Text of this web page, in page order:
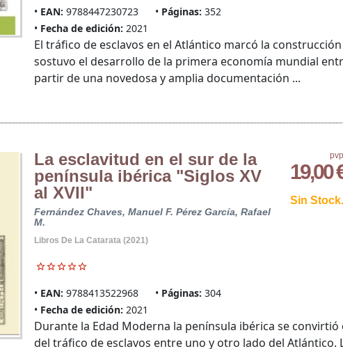
EAN: 9788447230723 Páginas: 352
Fecha de edición: 2021
El tráfico de esclavos en el Atlántico marcó la
sostuvo el desarrollo de la primera economía mundial
partir de una novedosa y amplia documentación ...
La esclavitud en el sur de la
península ibérica "Siglos XV
al XVII"
Fernández Chaves, Manuel F. Pérez García, Rafael
M.
Libros De La Catarata (2021)
EAN: 9788413522968 Páginas: 304
Fecha de edición: 2021
19,00
Sin
Durante la Edad Moderna la península ibérica se
del tráfico de esclavos entre uno y otro lado del Atlántico.